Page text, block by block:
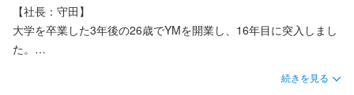
事、それが飲食店で働く醍醐味だと考えています。
そのために覚える知識や技術は多いですが、覚えたことが多けれ
ば多いほどお客様に喜んでもらえることが多くなります。こんな
時どうしたらいいんだろう？何か困っているように見えるぞ？と
【社長：守田】
大学を卒業した3年後の26歳でYMを開業し、16年目に突入しまし
た。
続きを見る
応募資格
飲食業の一番楽しいところは、「お客様からのレスポンスがその
場で返ってくること」です。
「美味しい」「楽しい」という感想もあれば、時には「これでは
飲食業の一番楽しいところは、「お客様からのレスポンスがその
場で返ってくること」です。
「美味しい」「楽しい」という感想もあれば、時には「これでは
応募資格
飲食業の一番楽しいところは、「お客様からのレスポンスがその
場で返ってくること」です。
「美味しい」「楽しい」という感想もあれば、時には「これでは